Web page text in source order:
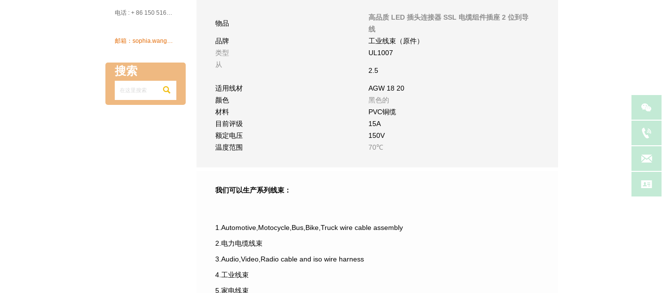
电话 : + 86 150 5162 5639

搜索

物品
高品质 LED 插头连接器 SSL 电缆组件插座 2 位到导
线
品牌
工业线束（原件）
类型
UL1007
从
2.5
适用线材
AGW 18 20
颜色
黑色的
材料
PVC铜缆
目前评级
15A
额定电压
150V
温度范围
70℃
我们可以生产系列线束：
1.Automotive,Motocycle,Bus,Bike,Truck wire cable assembly
2.电力电缆线束
3.Audio,Video,Radio cable and iso wire harness
4.工业线束
5.家电线束



